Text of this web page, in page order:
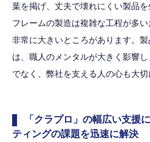
葉を掲げ、丈夫で壊れにくい製品
フレームの製造は複雑な工程が多
非常に大きいところがあります。
は、職人のメンタルが大きく影響
でなく、弊社を支える人の心も大切
「クラプロ」の幅広い支援
ティングの課題を迅速に解決